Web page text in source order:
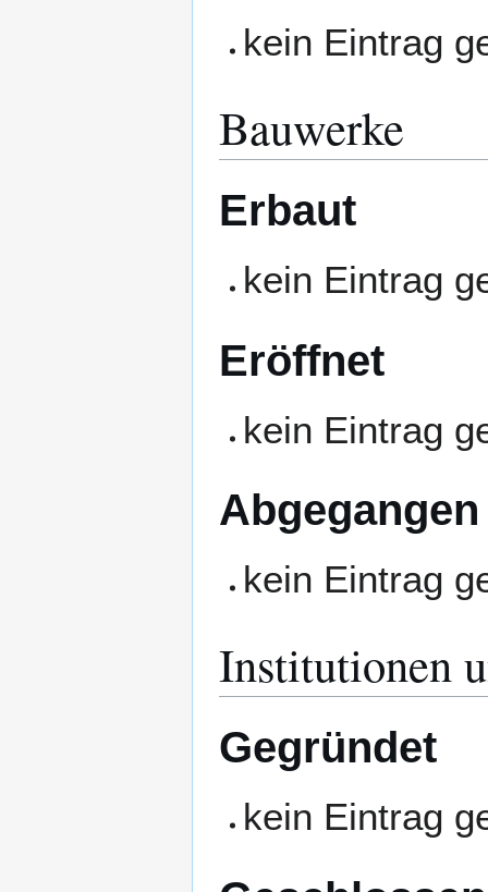
kein Eintrag
Bauwerke
Erbaut
kein Eintrag
Eröffnet
kein Eintrag
Abgegangen
kein Eintrag
Institutionen
Gegründet
kein Eintrag